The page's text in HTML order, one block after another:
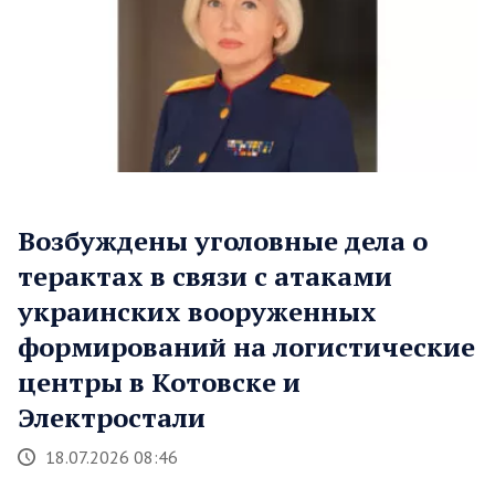
Возбуждены уголовные дела о
терактах в связи с атаками
украинских вооруженных
формирований на логистические
центры в Котовске и
Электростали
18.07.2026 08:46